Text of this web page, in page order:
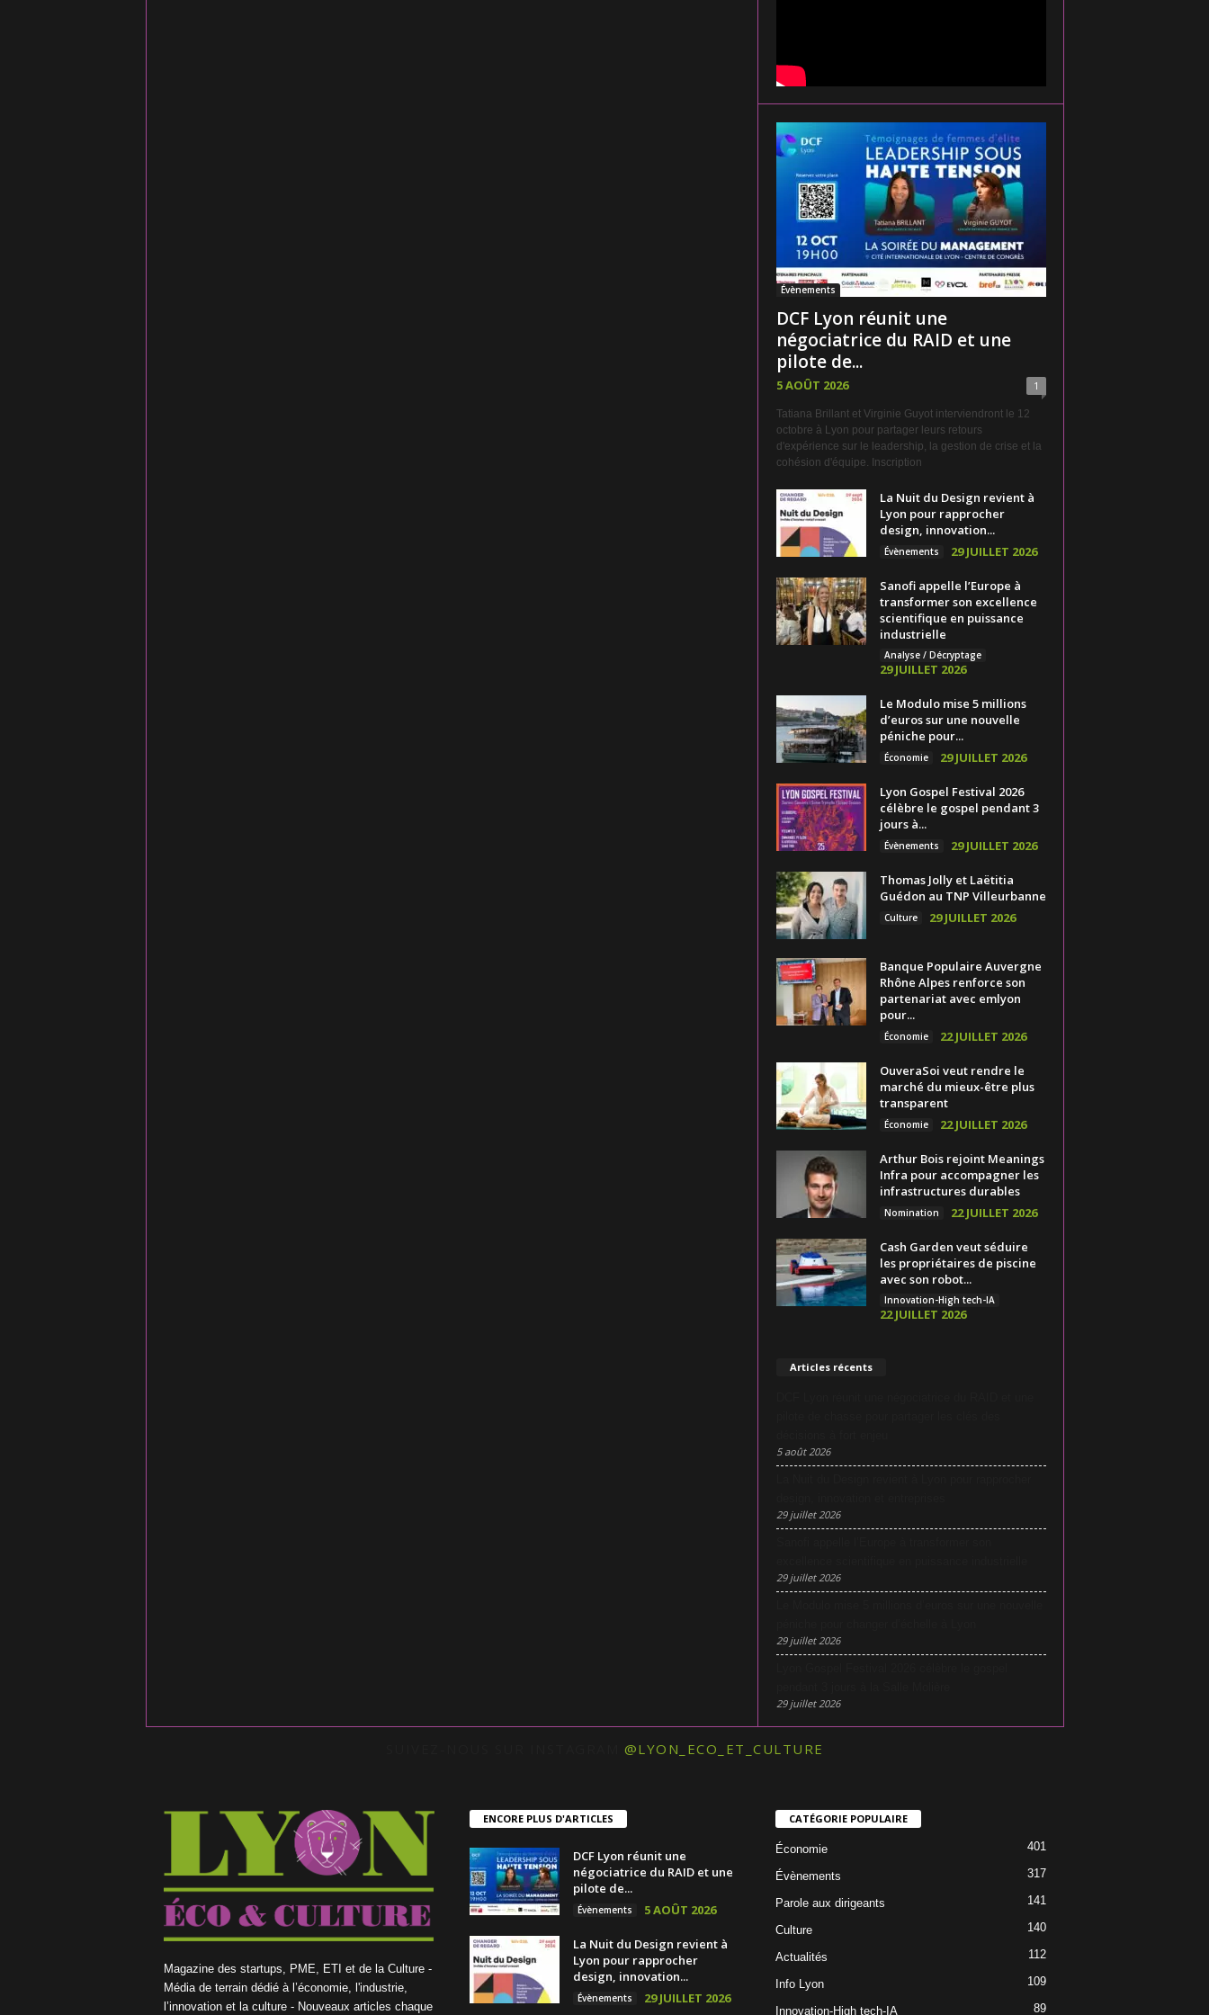
Évènements
DCF Lyon réunit une
négociatrice du RAID et une
pilote de...
5 AOÛT 2026 1
Tatiana Brillant et Virginie Guyot interviendront le 12
octobre à Lyon pour partager leurs retours
d'expérience sur le leadership, la gestion de crise et la
cohésion d'équipe. Inscription
La Nuit du Design revient à
Lyon pour rapprocher
design, innovation...
Évènements 29 JUILLET 2026
Sanofi appelle l’Europe à
transformer son excellence
scientifique en puissance
industrielle
Analyse / Décryptage
29 JUILLET 2026
Le Modulo mise 5 millions
d’euros sur une nouvelle
péniche pour...
Économie 29 JUILLET 2026
Lyon Gospel Festival 2026
célèbre le gospel pendant 3
jours à...
Évènements 29 JUILLET 2026
Thomas Jolly et Laëtitia
Guédon au TNP Villeurbanne
Culture 29 JUILLET 2026
Banque Populaire Auvergne
Rhône Alpes renforce son
partenariat avec emlyon
pour...
Économie 22 JUILLET 2026
OuveraSoi veut rendre le
marché du mieux-être plus
transparent
Économie 22 JUILLET 2026
Arthur Bois rejoint Meanings
Infra pour accompagner les
infrastructures durables
Nomination 22 JUILLET 2026
Cash Garden veut séduire
les propriétaires de piscine
avec son robot...
Innovation-High tech-IA
22 JUILLET 2026
Articles récents
5 août 2026
29 juillet 2026
29 juillet 2026
29 juillet 2026
29 juillet 2026
@LYON_ECO_ET_CULTURE
Magazine des startups, PME, ETI et de la Culture -
Média de terrain dédié à l’économie, l'industrie,
l’innovation et la culture - Nouveaux articles chaque
ENCORE PLUS D'ARTICLES
DCF Lyon réunit une
négociatrice du RAID et une
pilote de...
Évènements 5 AOÛT 2026
La Nuit du Design revient à
Lyon pour rapprocher
design, innovation...
Évènements 29 JUILLET 2026
CATÉGORIE POPULAIRE
Économie 401
Évènements 317
Parole aux dirigeants 141
Culture 140
Actualités 112
Info Lyon 109
Innovation-High tech-IA 89